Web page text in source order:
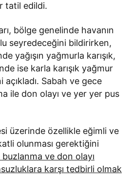
tatil edildi.
bölge genelinde havanın
seyredeceğini bildirirken,
yağışın yağmurla karışık,
ise karla karışık yağmur
açıkladı. Sabah ve gece
ile don olayı ve yer yer pus
üzerinde özellikle eğimli ve
olunması gerektiğini
ve don olayı
karşı tedbirli olmak